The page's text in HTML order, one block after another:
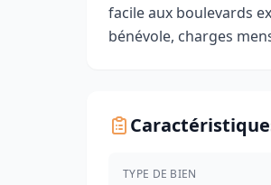
facile aux boulevards
bénévole, charges
TYPE DE BIEN